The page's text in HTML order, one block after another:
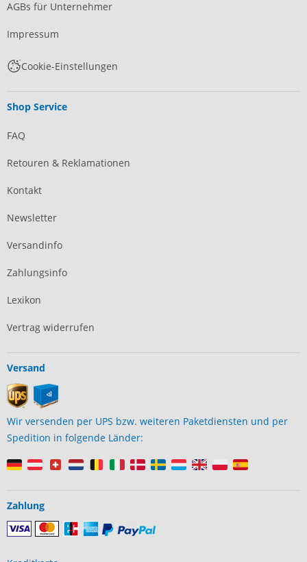
AGBs für Unternehmer
Impressum
Cookie-Einstellungen
Shop Service
FAQ
Retouren & Reklamationen
Kontakt
Newsletter
Versandinfo
Zahlungsinfo
Lexikon
Vertrag widerrufen
Versand
Wir versenden per UPS bzw. weiteren Paketdiensten und per
Spedition in folgende Länder:
Zahlung